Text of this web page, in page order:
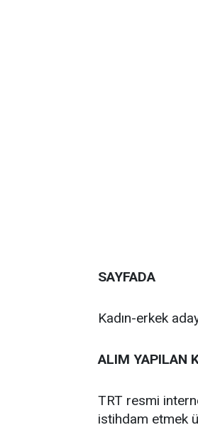
SAYFADA
Kadın-erkek
ALIM YAPILAN
TRT resmi
istihdam etmek